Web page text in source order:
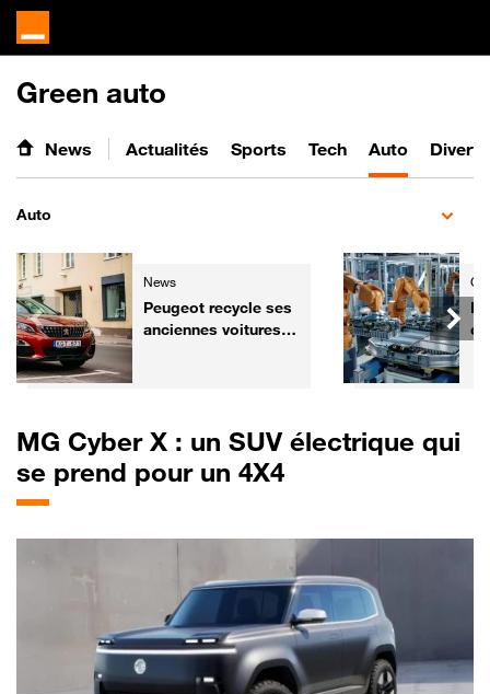
Green auto
News Actualités Sports Tech Auto
Auto
News
Peugeot recycle ses
anciennes voitures
MG Cyber X : un SUV électrique qui
se prend pour un 4X4